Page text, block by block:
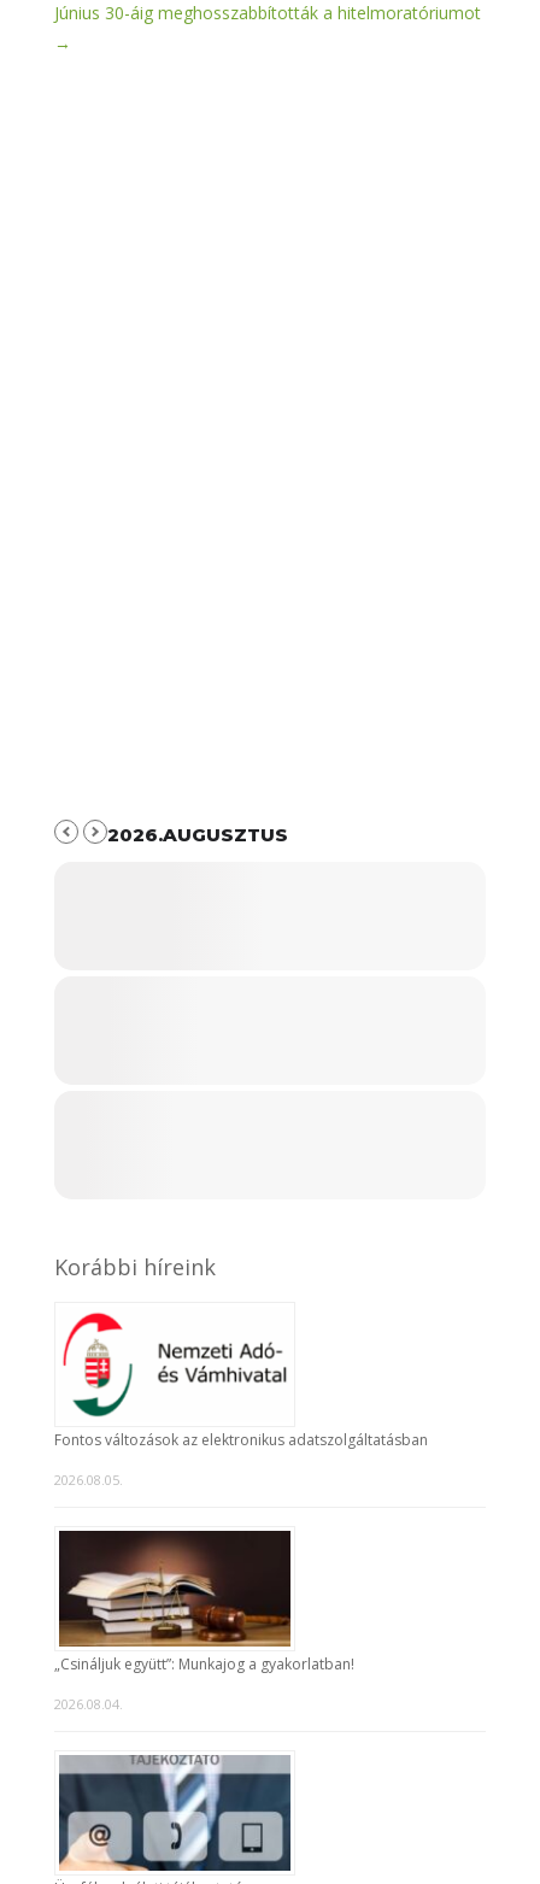
Június 30-áig meghosszabbították a hitelmoratóriumot
→
2026.AUGUSZTUS
Korábbi híreink
Fontos változások az elektronikus adatszolgáltatásban
2026.08.05.
„Csináljuk együtt”: Munkajog a gyakorlatban!
2026.08.04.